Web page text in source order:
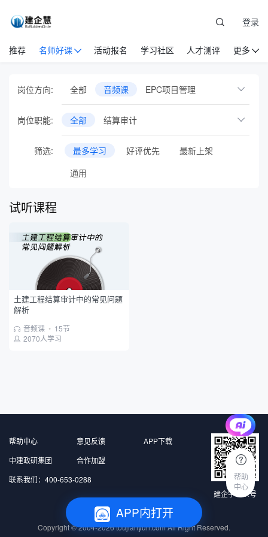
推荐 名师好课 活动报名 学习社区 人才测评 更多
登录
岗位方向: 全部 音频课 EPC项目管理
岗位职能: 全部 结算审计
筛选: 最多学习 好评优先
最新上架
通用
试听课程
土建工程结算审计中的常见问题
解析
音频课 • 15节
2070人学习
APP内打开
帮助中心 意见反馈
APP下载
中建政研集团
合作加盟
联系我们：400-653-0288
建企学公众号
北京中建政研信息科技有限公司 版权所有
Copyright © 2004-2026toujianyun.comAll Right Reserved.
帮助
中心